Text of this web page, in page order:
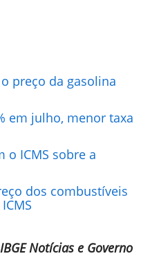
preço da gasolina
em julho, menor taxa
o ICMS sobre a
dos combustíveis
Notícias e Governo